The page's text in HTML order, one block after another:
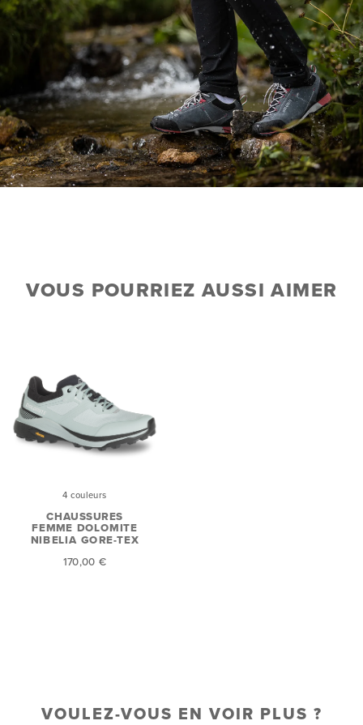
VOUS POURRIEZ AUSSI AIMER
4 couleurs
CHAUSSURES
FEMME DOLOMITE
NIBELIA GORE-TEX
170,00 €
VOULEZ-VOUS EN VOIR PLUS ?